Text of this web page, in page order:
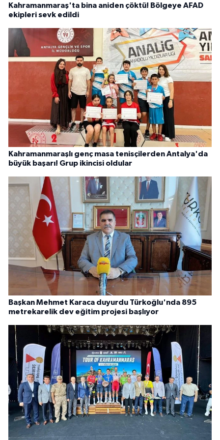
Kahramanmaraş'ta bina aniden çöktü! Bölgeye AFAD
ekipleri sevk edildi
Kahramanmaraşlı genç masa tenisçilerden Antalya'da
büyük başarı! Grup ikincisi oldular
Başkan Mehmet Karaca duyurdu Türkoğlu'nda 895
metrekarelik dev eğitim projesi başlıyor